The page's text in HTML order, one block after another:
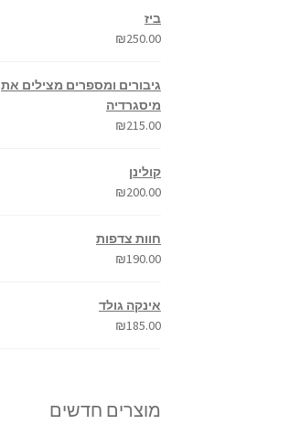
ביז
₪250.00
גיבורים ומספרים מצילים את
מיסגרדיה
₪215.00
קולינן
₪200.00
חוות צדפות
₪190.00
אינקה גולד
₪185.00
מוצרים חדשים